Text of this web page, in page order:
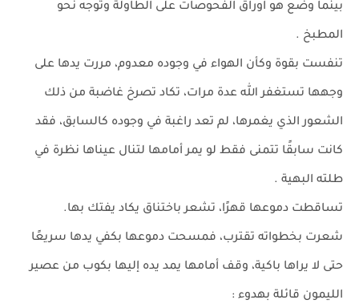
بينما وضع هو اوراق الفحوصات على الطاولة وتوجه نحو
المطبخ .
تنفست بقوة وكأن الهواء في وجوده معدوم، مررت يدها على
وجهها تستغفر الله عدة مرات، تكاد تصرخ غاضبة من ذلك
الشعور الذي يغمرها، لم تعد راغبة في وجوده كالسابق، فقد
كانت سابقًا تتمنى فقط لو يمر أمامها لتنال عيناها نظرة في
طلته البهية .
تساقطت دموعها قهرًا، تشعر باختناق يكاد يفتك بها.
شعرت بخطواته تقترب، فمسحت دموعها بكفي يدها سريعًا
حتى لا يراها باكية، وقف أمامها يمد يده إليها بكوب من عصير
الليمون قائلة بهدوء :